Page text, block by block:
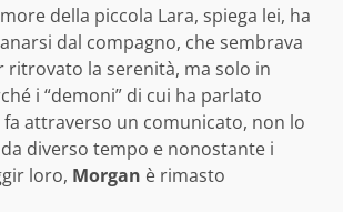
della piccola Lara, spiega lei, ha
dal compagno, che sembrava
ritrovato la serenità, ma solo in
i “demoni” di cui ha parlato
attraverso un comunicato, non lo
diverso tempo e nonostante i
loro, Morgan è rimasto